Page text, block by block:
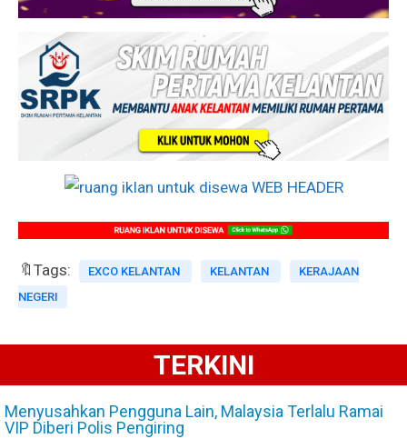
🔖Tags: EXCO KELANTAN KELANTAN
KERAJAAN
NEGERI
TERKINI
Menyusahkan Pengguna Lain, Malaysia Terlalu Ramai
VIP Diberi Polis Pengiring